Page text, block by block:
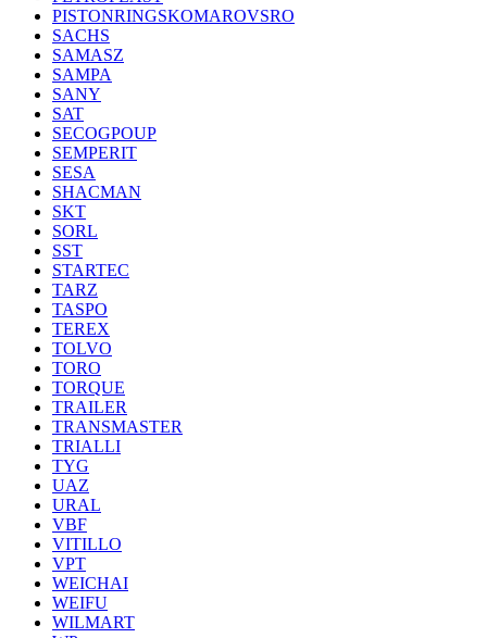
PISTONRINGSKOMAROVSRO
SACHS
SAMASZ
SAMPA
SANY
SAT
SECOGPOUP
SEMPERIT
SESA
SHACMAN
SKT
SORL
SST
STARTEC
TARZ
TASPO
TEREX
TOLVO
TORO
TORQUE
TRAILER
TRANSMASTER
TRIALLI
TYG
UAZ
URAL
VBF
VITILLO
VPT
WEICHAI
WEIFU
WILMART